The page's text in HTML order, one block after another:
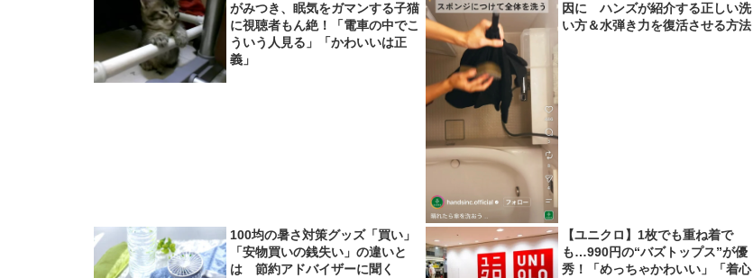
がみつき、眠気をガマンする子猫
に視聴者もん絶！「電車の中でこ
ういう人見る」「かわいいは正
義」
因に ハンズが紹介する正しい洗
い方＆水弾き力を復活させる方法
100均の暑さ対策グッズ「買い」
「安物買いの銭失い」の違いと
は 節約アドバイザーに聞く
【ユニクロ】1枚でも重ね着で
も…990円の“バズトップス”が優
秀！「めっちゃかわいい」「着心